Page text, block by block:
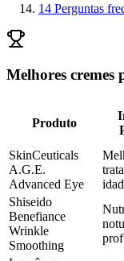
14 Perguntas
Melhores cremes
Produto
SkinCeuticals
A.G.E.
Advanced Eye
Shiseido
Benefiance
Wrinkle
Smoothing